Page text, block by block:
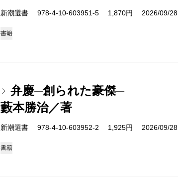
新潮選書 978-4-10-603951-5 1,870円 2026/09/28
書籍
弁慶─創られた豪傑─
藪本勝治／著
新潮選書 978-4-10-603952-2 1,925円 2026/09/28
書籍